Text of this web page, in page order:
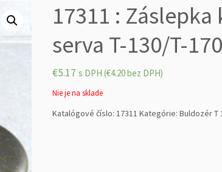
17311 : Záslepka
serva T-130/T-170
€5.17 s DPH (€4.20bez DPH)
Nie je na sklade
Katalógové číslo:17311 Kategórie:Buldozér T